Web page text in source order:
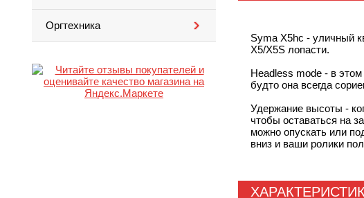
Оргтехника
Syma X5hc - уличный
X5/X5S лопасти.
Headless mode - в
будто она всегда
Удержание высоты -
чтобы оставаться на
можно опускать или
вниз и ваши ролики